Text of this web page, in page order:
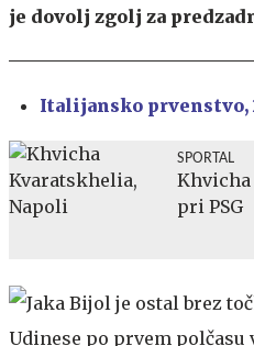
je dovolj zgolj za
Italijansko prvenstvo,
SPORTAL
pri PSG